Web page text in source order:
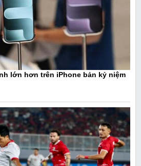
lớn hơn trên iPhone bản kỷ niệm